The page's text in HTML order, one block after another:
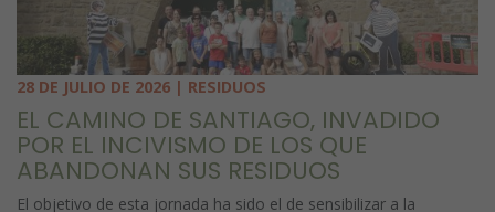
28 DE JULIO DE 2026 | RESIDUOS
EL CAMINO DE SANTIAGO, INVADIDO
POR EL INCIVISMO DE LOS QUE
ABANDONAN SUS RESIDUOS
El objetivo de esta jornada ha sido el de sensibilizar a la